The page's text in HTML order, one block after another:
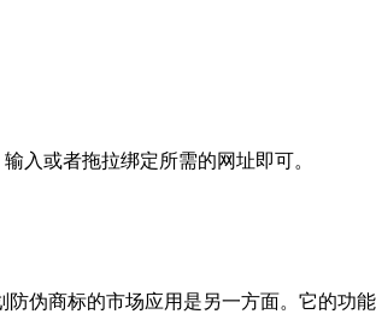
或者拖拉绑定所需的网址即可。
商标的市场应用是另一方面。它的功